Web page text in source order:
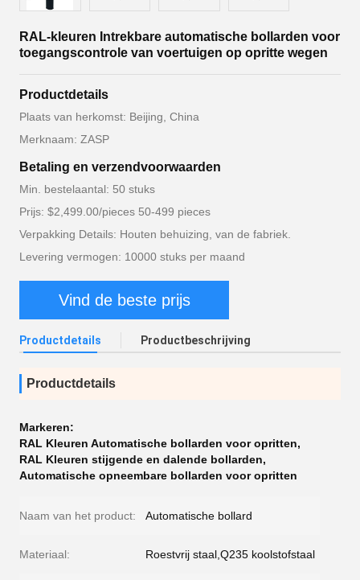
RAL-kleuren Intrekbare automatische bollarden voor
toegangscontrole van voertuigen op opritte wegen
Productdetails
Plaats van herkomst: Beijing, China
Merknaam: ZASP
Betaling en verzendvoorwaarden
Min. bestelaantal: 50 stuks
Prijs: $2,499.00/pieces 50-499 pieces
Verpakking Details: Houten behuizing, van de fabriek.
Levering vermogen: 10000 stuks per maand
Vind de beste prijs
Productdetails Productbeschrijving
Productdetails
Markeren:
RAL Kleuren Automatische bollarden voor opritten,
RAL Kleuren stijgende en dalende bollarden,
Automatische opneembare bollarden voor opritten
Naam van het product: Automatische bollard
Materiaal: Roestvrij staal,Q235 koolstofstaal